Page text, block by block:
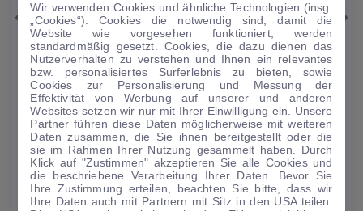
Hyundai Bayon
1.0 T-GDI Trend Mild-Hybrid DAB/Sitzhzg.
19.196 km· 08/2023· Benzin·Automatik
Finanzierung Kaufen
159€/mtl.
Guter Preis4
0 € Anzahlung ·60 Monate ·Finanzierungs-Details
Wir verwenden Cookies und ähnliche Technologien (insg.
„Cookies“). Cookies die notwendig sind, damit die
Website wie vorgesehen funktioniert, werden
standardmäßig gesetzt. Cookies, die dazu dienen das
Nutzerverhalten zu verstehen und Ihnen ein relevantes
bzw. personalisiertes Surferlebnis zu bieten, sowie
Cookies zur Personalisierung und Messung der
Effektivität von Werbung auf unserer und anderen
Websites setzen wir nur mit Ihrer Einwilligung ein. Unsere
Partner führen diese Daten möglicherweise mit weiteren
Daten zusammen, die Sie ihnen bereitgestellt oder die
sie im Rahmen Ihrer Nutzung gesammelt haben. Durch
Klick auf "Zustimmen" akzeptieren Sie alle Cookies und
die beschriebene Verarbeitung Ihrer Daten. Bevor Sie
Ihre Zustimmung erteilen, beachten Sie bitte, dass wir
Ihre Daten auch mit Partnern mit Sitz in den USA teilen.